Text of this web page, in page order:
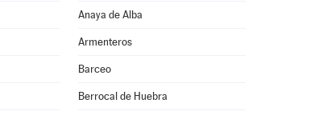
Anaya de Alba
Armenteros
Barceo
Berrocal de Huebra